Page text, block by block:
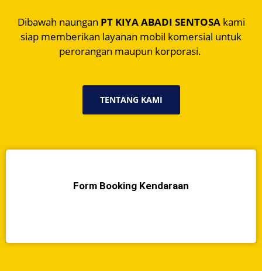
Dibawah naungan PT KIYA ABADI SENTOSAkami
siap memberikan layanan mobil komersial untuk
perorangan maupun korporasi.
TENTANG KAMI
Form Booking Kendaraan